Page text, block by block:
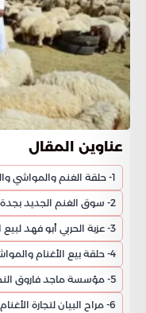
عناوين المقال
1- حلقة الغنم والمواشي والعلف
2- سوق الغنم الجديد بجدة الخمرة
3- عزبة الحربي أبو فهد لبيع الأغنام والدواجن
4- حلقة بيع الأغنام والمواشي بحي النخيل
5- مؤسسة ماجد فاروق النجار للمواشي
6- مراح البيان لتجارة الأغنام